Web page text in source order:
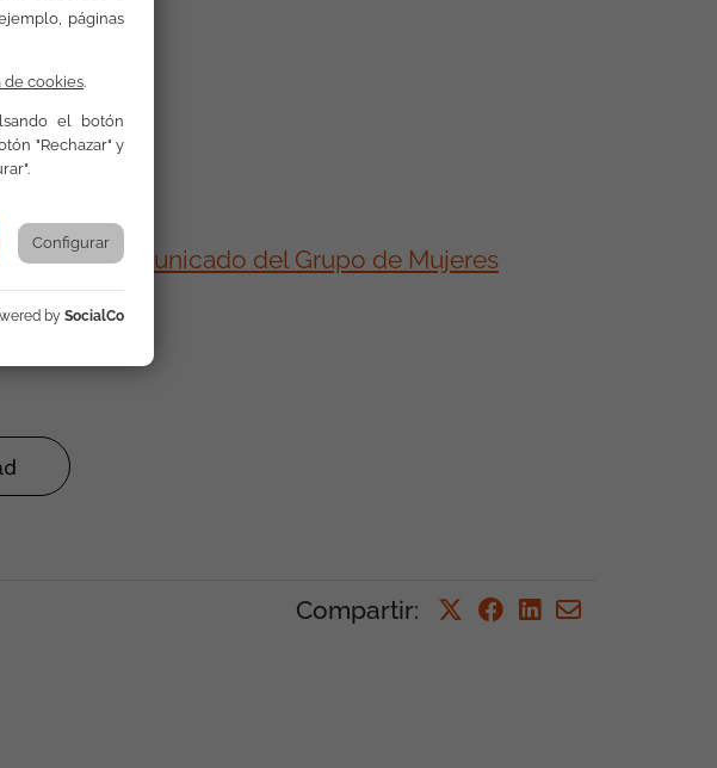
Mujer. Comunicado del Grupo de Mujeres
Compartir:
páginas
de cookies.
el botón
"Rechazar" y
Configurar
by SocialCo